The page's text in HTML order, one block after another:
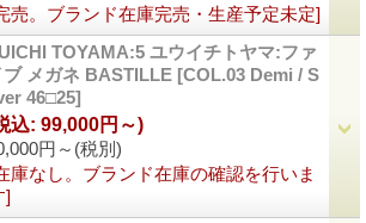
売。ブランド在庫完売・生産予定未定]
TOYAMA:5 ユウイチトヤマ:ファ
ブ メガネ BASTILLE [COL.03 Demi / S
46□25]
円～ (税別)
込: 99,000円～)
庫なし。ブランド在庫の確認を行いま
]